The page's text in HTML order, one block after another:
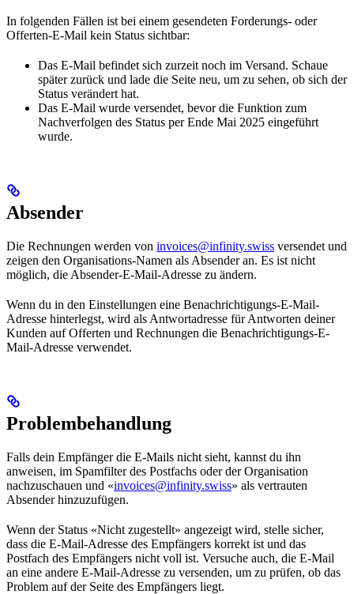
In folgenden Fällen ist bei einem gesendeten Forderungs- oder
Offerten-E-Mail kein Status sichtbar:
Das E-Mail befindet sich zurzeit noch im Versand. Schaue
später zurück und lade die Seite neu, um zu sehen, ob sich der
Status verändert hat.
Das E-Mail wurde versendet, bevor die Funktion zum
Nachverfolgen des Status per Ende Mai 2025 eingeführt
wurde.
Absender
Die Rechnungen werden von invoices@infinity.swiss versendet und
zeigen den Organisations-Namen als Absender an. Es ist nicht
möglich, die Absender-E-Mail-Adresse zu ändern.
Wenn du in den Einstellungen eine Benachrichtigungs-E-Mail-
Adresse hinterlegst, wird als Antwortadresse für Antworten deiner
Kunden auf Offerten und Rechnungen die Benachrichtigungs-E-
Mail-Adresse verwendet.
Problembehandlung
Falls dein Empfänger die E-Mails nicht sieht, kannst du ihn
anweisen, im Spamfilter des Postfachs oder der Organisation
nachzuschauen und «invoices@infinity.swiss» als vertrauten
Absender hinzuzufügen.
Wenn der Status «Nicht zugestellt» angezeigt wird, stelle sicher,
dass die E-Mail-Adresse des Empfängers korrekt ist und das
Postfach des Empfängers nicht voll ist. Versuche auch, die E-Mail
an eine andere E-Mail-Adresse zu versenden, um zu prüfen, ob das
Problem auf der Seite des Empfängers liegt.